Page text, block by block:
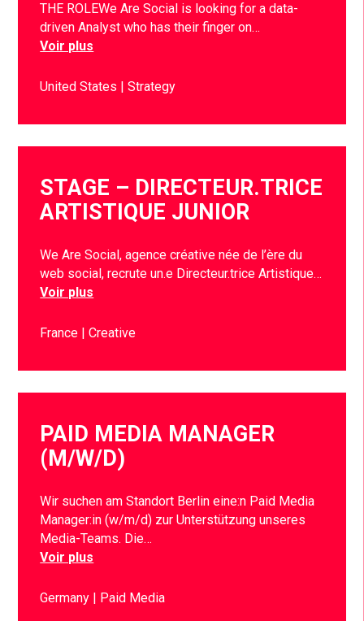
THE ROLEWe Are Social is looking for a data-
driven Analyst who has their finger on…
Voir plus
United States Strategy
STAGE – DIRECTEUR.TRICE
ARTISTIQUE JUNIOR
We Are Social, agence créative née de l’ère du
web social, recrute un.e Directeur.trice Artistique…
Voir plus
France Creative
PAID MEDIA MANAGER
(M/W/D)
Wir suchen am Standort Berlin eine:n Paid Media
Manager:in (w/m/d) zur Unterstützung unseres
Media-Teams. Die…
Voir plus
Germany Paid Media